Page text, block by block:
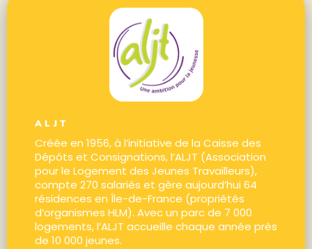
ALJT
Créée en 1956, à l’initiative de la Caisse des
Dépôts et Consignations, l’ALJT (Association
pour le Logement des Jeunes Travailleurs),
compte 270 salariés et gère aujourd’hui 64
résidences en Île-de-France (propriétés
d’organismes HLM). Avec un parc de 7 000
logements, l’ALJT accueille chaque année près
de 10 000 jeunes.